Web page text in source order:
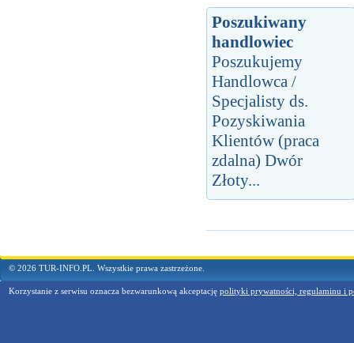
Poszukiwany
handlowiec
Poszukujemy
Handlowca /
Specjalisty ds.
Pozyskiwania
Klientów (praca
zdalna) Dwór
Złoty...
© 2026 TUR-INFO.PL. Wszystkie prawa zastrzeżone.
Korzystanie z serwisu oznacza bezwarunkową akceptację polityki prywatności, regulaminu i